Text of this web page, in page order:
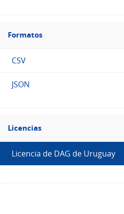
Filtro
Formatos
Formatos
CSV
JSON
Filtro
Licencias
Licencias
Licencia de DAG de Uruguay